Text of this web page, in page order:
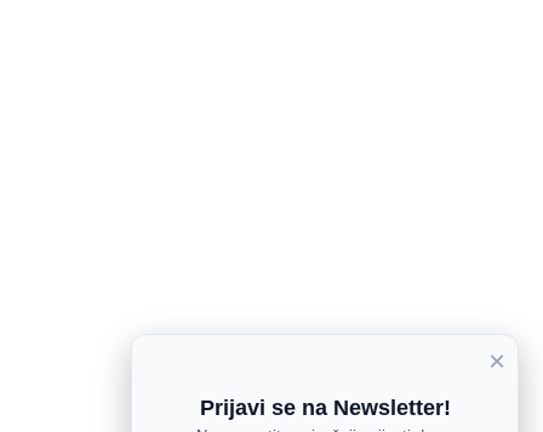
×
Prijavi se na Newsletter!